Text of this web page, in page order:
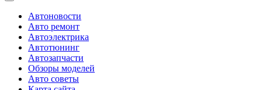
Автоновости
Авто ремонт
Автоэлектрика
Автотюнинг
Автозапчасти
Обзоры моделей
Авто советы